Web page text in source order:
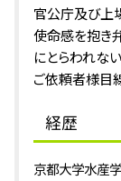
官公庁及び上
使命感を抱き
にとらわれな
ご依頼者様目
経歴
京都大学水産